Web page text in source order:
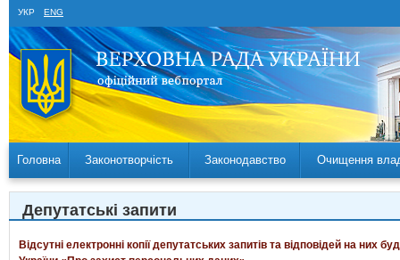
УКР ENG
Головна Законотворчість Законодавство Очищення
Депутатські запити
Відсутні електронні копії депутатських запитів та відповідей на